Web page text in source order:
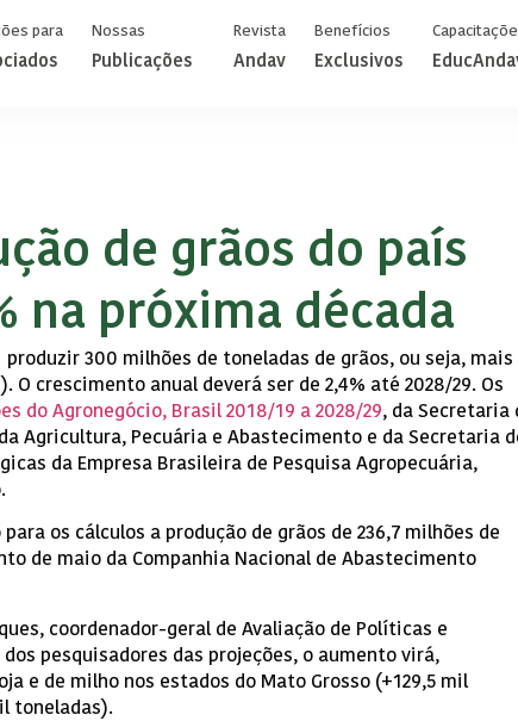
para Nossas
Publicações
Revista
Andav
Benefícios
Exclusivos
de grãos do país
na próxima década
produzir 300 milhões de toneladas de grãos, ou seja, mais
O crescimento anual deverá ser de 2,4% até 2028/29. Os
do Agronegócio, Brasil 2018/19 a 2028/29, da Secretaria
Agricultura, Pecuária e Abastecimento e da Secretaria
da Empresa Brasileira de Pesquisa Agropecuária,
os cálculos a produção de grãos de 236,7 milhões de
de maio da Companhia Nacional de Abastecimento
coordenador-geral de Avaliação de Políticas e
pesquisadores das projeções, o aumento virá,
e de milho nos estados do Mato Grosso (+129,5 mil
toneladas).